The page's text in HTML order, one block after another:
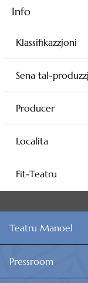
Info
Klassifikazzjoni
Sena tal-
Producer
Localita
Fit-Teatru
Teatru Manoel
Pressroom